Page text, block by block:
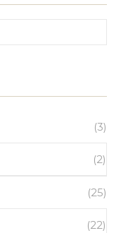
(3)
(2)
(25)
(22)